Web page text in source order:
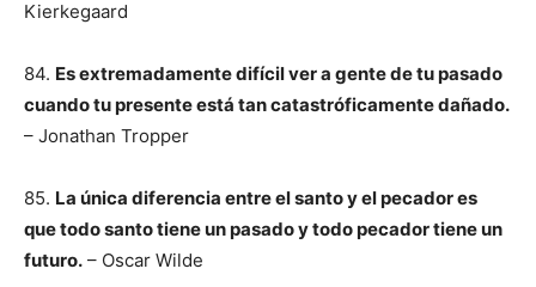
Kierkegaard
84. Es extremadamente difícil ver a gente de tu pasado
cuando tu presente está tan catastróficamente dañado.
– Jonathan Tropper
85. La única diferencia entre el santo y el pecador es
que todo santo tiene un pasado y todo pecador tiene un
futuro. – Oscar Wilde